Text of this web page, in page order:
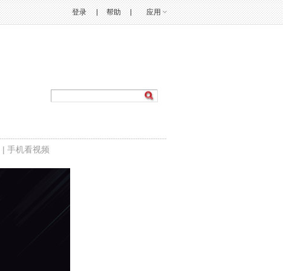
帮助 应用
登录
| 手机看视频